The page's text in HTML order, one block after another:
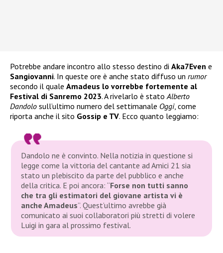
Potrebbe andare incontro allo stesso destino di Aka7Even e
Sangiovanni. In queste ore è anche stato diffuso un rumor
secondo il quale Amadeus lo vorrebbe fortemente al
Festival di Sanremo 2023. A rivelarlo è stato Alberto
Dandolo sull’ultimo numero del settimanale Oggi, come
riporta anche il sito Gossip e TV. Ecco quanto leggiamo:
Dandolo ne è convinto. Nella notizia in questione si
legge come la vittoria del cantante ad Amici 21 sia
stato un plebiscito da parte del pubblico e anche
della critica. E poi ancora: “Forse non tutti sanno
che tra gli estimatori del giovane artista vi è
anche Amadeus”. Quest’ultimo avrebbe già
comunicato ai suoi collaboratori più stretti di volere
Luigi in gara al prossimo festival.